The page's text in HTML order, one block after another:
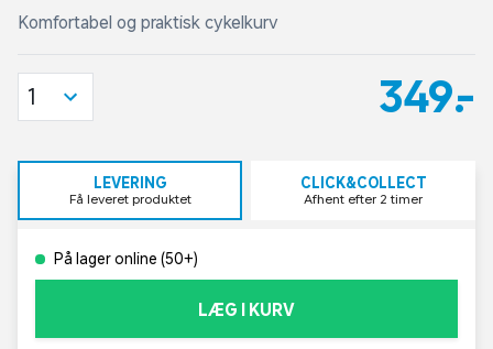
Komfortabel og praktisk cykelkurv
349,-
1
LEVERING
Få leveret produktet
CLICK&COLLECT
Afhent efter 2 timer
På lager online (50+)
LÆG I KURV